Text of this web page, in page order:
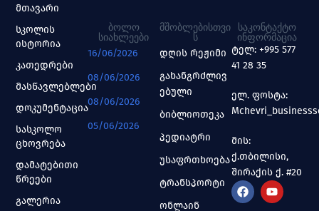
მთავარი
სკოლის
ისტორია
კათედრები
მასწავლებლები
დოკუმენტაცია
სასკოლო
ცხოვრება
დამატებითი
წრეები
გალერია
ᲑᲝᲚᲝ
ᲡᲘᲐᲮᲚᲔᲔᲑᲘ
16/06/2026
08/06/2026
08/06/2026
05/06/2026
ᲛᲨᲝᲑᲚᲔᲑᲘᲡᲗᲕᲘ
Ს
დღის რეჟიმი
გახანგრძლივ
ებული
ბიბლიოთეკა
პედიატრი
უსაფრთხოება
ტრანსპორტი
ონლაინ
ᲡᲐᲙᲝᲜᲢᲐᲥᲢᲝ
ᲘᲜᲤᲝᲠᲛᲐᲪᲘᲐ
ტელ: +995 577
41 28 35
ელ. ფოსტა:
მის:
ქ.თბილისი,
შირაქის ქ. #20